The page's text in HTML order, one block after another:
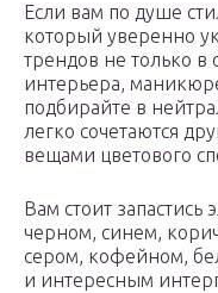
Если вам по душе
который уверенно
трендов не только в
интерьера,
подбирайте в
легко сочетаются
вещами цветового
Вам стоит
черном, синем,
сером, кофейном,
и интересным